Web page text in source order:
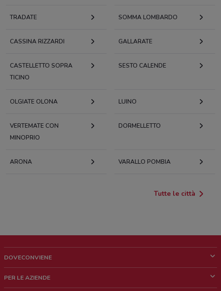
TRADATE SOMMA LOMBARDO
CASSINA RIZZARDI GALLARATE
CASTELLETTO SOPRA
TICINO
SESTO CALENDE
OLGIATE OLONA LUINO
VERTEMATE CON
MINOPRIO
DORMELLETTO
ARONA VARALLO POMBIA
Tutte le città
DOVECONVIENE
Chi siamo
PER LE AZIENDE